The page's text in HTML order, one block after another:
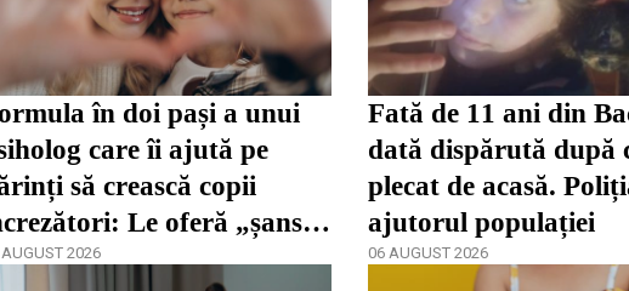
în doi pași a unui
care îi ajută pe
să crească copii
Le oferă „șansa
a se dezvolta”
2026
Fată de 11 ani din
dată dispărută după
plecat de acasă.
ajutorul populației
06 AUGUST 2026